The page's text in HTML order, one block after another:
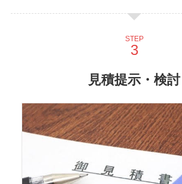
STEP
見積提示・検討